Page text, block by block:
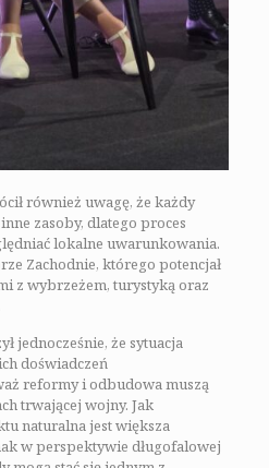
również uwagę, że każdy
zasoby, dlatego proces
lokalne uwarunkowania.
Zachodnie, którego potencjał
z wybrzeżem, turystyką oraz
jednocześnie, że sytuacja
doświadczeń
reformy i odbudowa muszą
trwającej wojny. Jak
naturalna jest większa
w perspektywie długofalowej